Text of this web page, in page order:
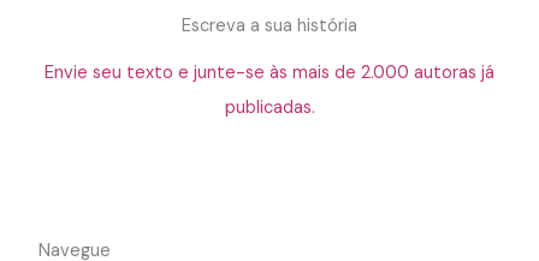
Escreva a sua história
Envie seu texto e junte-se às mais de 2.000 autoras já
publicadas.
Navegue